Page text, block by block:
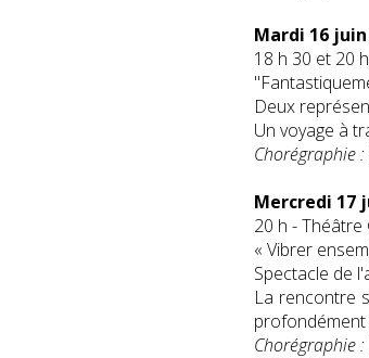
Mardi 16 juin
18 h 30 et 20
Deux
Un voyage à
Chorégraphie
Mercredi 17
20 h - Théâtre
« Vibrer
Spectacle de
La rencontre
profondément
Chorégraphie